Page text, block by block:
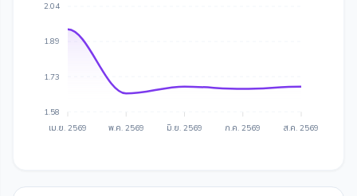
2.04
1.89
1.73
1.58
เม.ย. 2569
พ.ค. 2569 มิ.ย. 2569 ก.ค. 2569 ส.ค. 2569